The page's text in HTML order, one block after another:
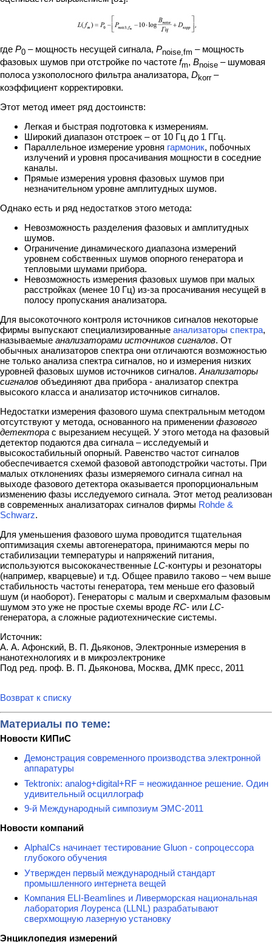
где P0 – мощность несущей сигнала, Pnoise,fm – мощность
фазовых шумов при отстройке по частоте fm, Bnoise – шумовая
полоса узкополосного фильтра анализатора, Dkorr–
коэффициент корректировки.
Этот метод имеет ряд достоинств:
Легкая и быстрая подготовка к измерениям.
Широкий диапазон отстроек – от 10 Гц до 1 ГГц.
Параллельное измерение уровня гармоник, побочных
излучений и уровня просачивания мощности в соседние
каналы.
Прямые измерения уровня фазовых шумов при
незначительном уровне амплитудных шумов.
Однако есть и ряд недостатков этого метода:
Невозможность разделения фазовых и амплитудных
шумов.
Ограничение динамического диапазона измерений
уровнем собственных шумов опорного генератора и
тепловыми шумами прибора.
Невозможность измерения фазовых шумов при малых
расстройках (менее 10 Гц) из-за просачивания несущей в
полосу пропускания анализатора.
Для высокоточного контроля источников сигналов некоторые
фирмы выпускают специализированные анализаторы спектра,
называемые анализаторами источников сигналов. От
обычных анализаторов спектра они отличаются возможностью
не только анализа спектра сигналов, но и измерения низких
уровней фазовых шумов источников сигналов. Анализаторы
сигналов объединяют два прибора - анализатор спектра
высокого класса и анализатор источников сигналов.
Недостатки измерения фазового шума спектральным методом
отсутствуют у метода, основанного на применении фазового
детектора с вырезанием несущей. У этого метода на фазовый
детектор подаются два сигнала – исследуемый и
высокостабильный опорный. Равенство частот сигналов
обеспечивается схемой фазовой автоподстройки частоты. При
малых отклонениях фазы измеряемого сигнала сигнал на
выходе фазового детектора оказывается пропорциональным
изменению фазы исследуемого сигнала. Этот метод реализован
в современных анализаторах сигналов фирмы Rohde &
Schwarz.
Для уменьшения фазового шума проводится тщательная
оптимизация схемы автогенератора, принимаются меры по
стабилизации температуры и напряжений питания,
используются высококачественные LС-контуры и резонаторы
(например, кварцевые) и т.д. Общее правило таково – чем выше
стабильность частоты генератора, тем меньше его фазовый
шум (и наоборот). Генераторы с малым и сверхмалым фазовым
шумом это уже не простые схемы вроде RC- или LC-
генератора, а сложные радиотехнические системы.
Источник:
А. А. Афонский, В. П. Дьяконов, Электронные измерения в
нанотехнологиях и в микроэлектронике
Под ред. проф. В. П. Дьяконова, Москва, ДМК пресс, 2011
Возврат к списку
Материалы по теме:
Новости КИПиС
Демонстрация современного производства электронной
аппаратуры
Tektronix: analog+digital+RF = неожиданное решение. Один
удивительный осциллограф
9-й Международный симпозиум ЭМС-2011
Новости компаний
AlphaICs начинает тестирование Gluon - сопроцессора
глубокого обучения
Утвержден первый международный стандарт
промышленного интернета вещей
Компания ELI-Beamlines и Ливерморская национальная
лаборатория Лоуренса (LLNL) разрабатывают
сверхмощную лазерную установку
Энциклопедия измерений